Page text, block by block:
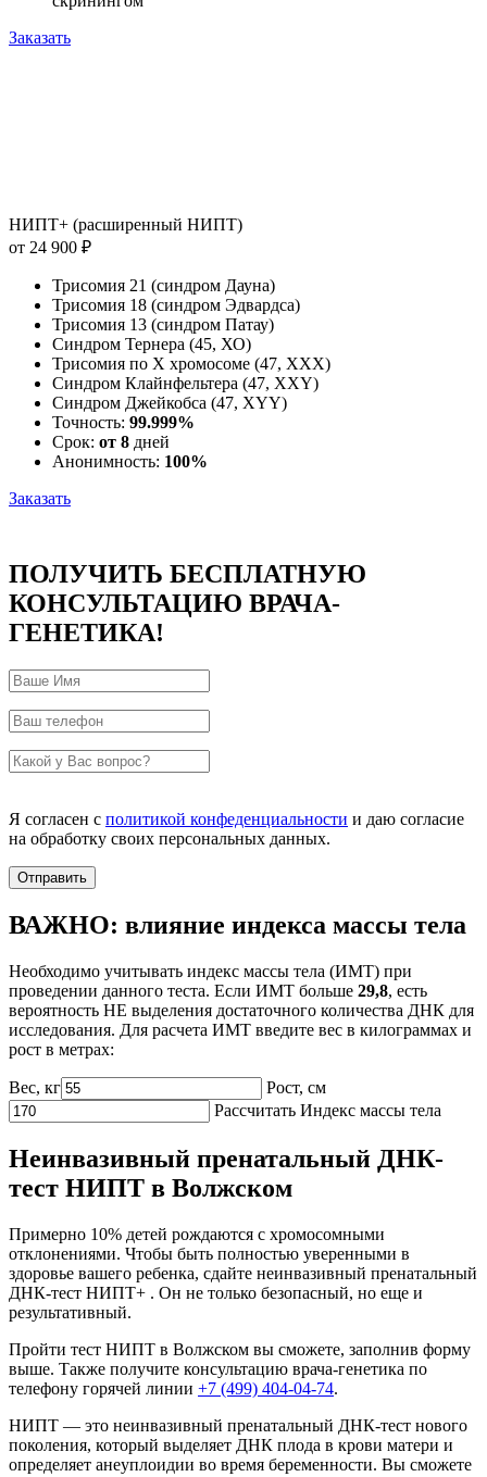
Заказать
НИПТ+ (расширенный НИПТ)
от 24 900 ₽
Трисомия 21 (синдром Дауна)
Трисомия 18 (синдром Эдвардса)
Трисомия 13 (синдром Патау)
Синдром Тернера (45, ХО)
Трисомия по Х хромосоме (47, ХХХ)
Синдром Клайнфельтера (47, ХХY)
Синдром Джейкобса (47, ХYY)
Точность: 99.999%
Срок: от 8 дней
Анонимность: 100%
Заказать
ПОЛУЧИТЬ БЕСПЛАТНУЮ
КОНСУЛЬТАЦИЮ ВРАЧА-
ГЕНЕТИКА!
Я согласен с политикой конфеденциальности и даю согласие
на обработку своих персональных данных.
ВАЖНО: влияние индекса массы тела
Необходимо учитывать индекс массы тела (ИМТ) при
проведении данного теста. Если ИМТ больше 29,8, есть
вероятность НЕ выделения достаточного количества ДНК для
исследования. Для расчета ИМТ введите вес в килограммах и
рост в метрах:
Вес, кг
Рост, cм
Рассчитать Индекс массы тела
Неинвазивный пренатальный ДНК-
тест НИПТ в Волжском
Примерно 10% детей рождаются с хромосомными
отклонениями. Чтобы быть полностью уверенными в
здоровье вашего ребенка, сдайте неинвазивный пренатальный
ДНК-тест НИПТ+ . Он не только безопасный, но еще и
результативный.
Пройти тест НИПТ в Волжском вы сможете, заполнив форму
выше. Также получите консультацию врача-генетика по
телефону горячей линии +7 (499) 404-04-74.
НИПТ — это неинвазивный пренатальный ДНК-тест нового
поколения, который выделяет ДНК плода в крови матери и
определяет анеуплоидии во время беременности. Вы сможете